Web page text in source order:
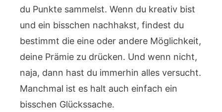
du Punkte sammelst. Wenn du kreativ bist
und ein bisschen nachhakst, findest du
bestimmt die eine oder andere Möglichkeit,
deine Prämie zu drücken. Und wenn nicht,
naja, dann hast du immerhin alles versucht.
Manchmal ist es halt auch einfach ein
bisschen Glückssache.